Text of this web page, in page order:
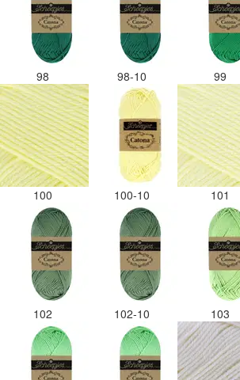
98 98-10 99
100 100-10 101
102 102-10 103